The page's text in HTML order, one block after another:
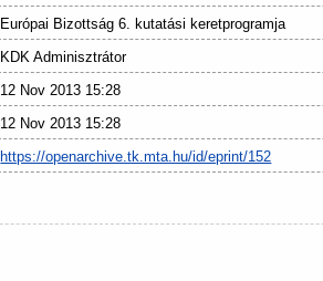
Európai Bizottság 6. kutatási keretprogramja
KDK Adminisztrátor
12 Nov 2013 15:28
12 Nov 2013 15:28
https://openarchive.tk.mta.hu/id/eprint/152